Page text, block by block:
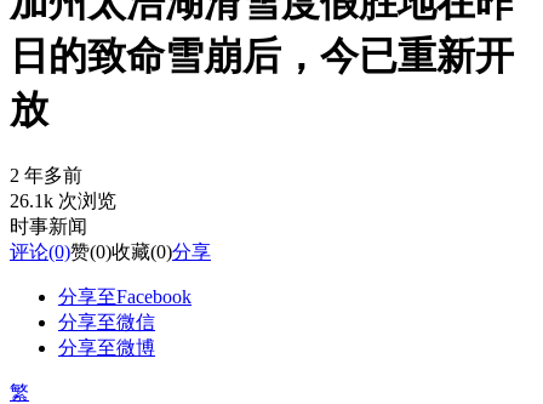
日的致命雪崩后，今已重新开
放
2 年多前
26.1k 次浏览
时事新闻
评论(0)赞(0)收藏(0)分享
分享至Facebook
分享至微信
分享至微博
繁